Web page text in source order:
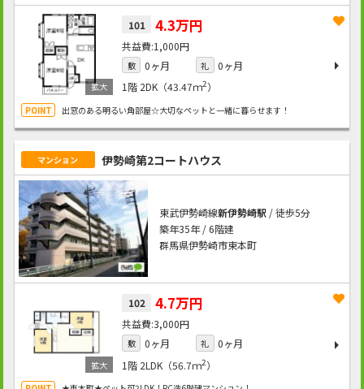
101 4.3万円
1,000円
敷 0ヶ月 礼
0ヶ月
1階 2DK（43.47ｍ2）
出窓のある明るい角部屋☆大切なペットと一緒に暮らせます！
マンション 伊勢崎第2コートハウス
東武伊勢崎線新伊勢崎駅/ 徒歩5分
築年35年 / 6階建
群馬県伊勢崎市東本町
102 4.7万円
3,000円
敷 0ヶ月 礼
0ヶ月
1階 2LDK（56.7ｍ2）